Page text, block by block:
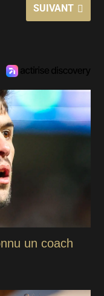
SUIVANT
un coach